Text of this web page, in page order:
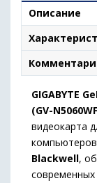
Описание
GIGABYTE
(GV-
видеокарта
Blackwell,
современных